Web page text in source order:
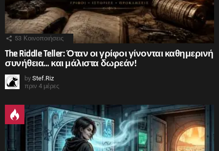
53 Κοινοποιήσεις
The Riddle Teller: Όταν οι γρίφοι γίνονται καθημερινή
συνήθεια… και μάλιστα δωρεάν!
by Stef.Riz
πριν 4 μέρες